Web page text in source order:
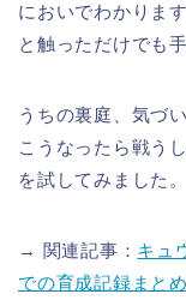
においでわかりま
と触っただけでも
うちの裏庭、気づ
こうなったら戦う
を試してみました。
→ 関連記事： キュ
での育成記録まと